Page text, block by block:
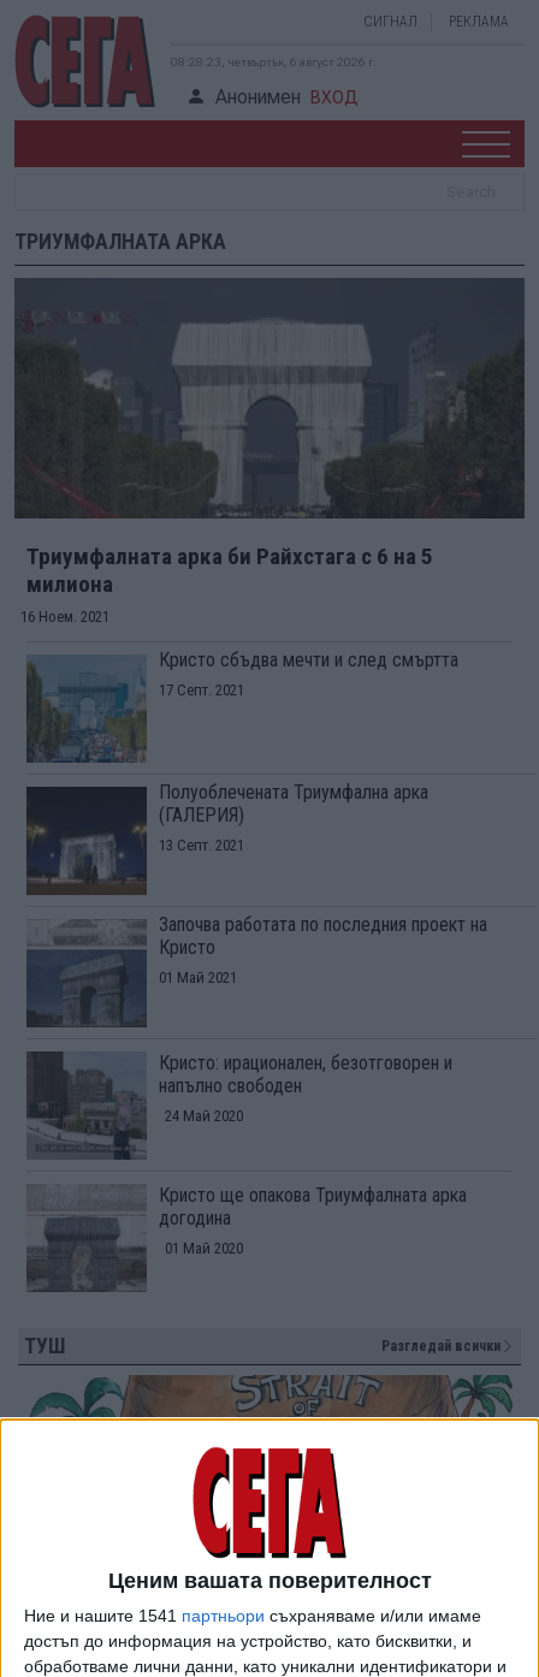
Ценим вашата поверителност
Ние и нашите 1541 партньори съхраняваме и/или имаме
достъп до информация на устройство, като бисквитки, и
обработваме лични данни, като уникални идентификатори и
СИГНАЛ РЕКЛАМА
08:28:24, четвъртък, 6 август 2026 г.
Анонимен ВХОД
ТРИУМФАЛНАТА АРКА
Триумфалната арка би Райхстага с 6 на 5
милиона
16 Ноем. 2021
Кристо сбъдва мечти и след смъртта
17 Септ. 2021
Полуоблечената Триумфална арка
(ГАЛЕРИЯ)
13 Септ. 2021
Започва работата по последния проект на
Кристо
01 Май 2021
Кристо: ирационален, безотговорен и
напълно свободен
24 Май 2020
Кристо ще опакова Триумфалната арка
догодина
01 Май 2020
ТУШ Разгледай всички